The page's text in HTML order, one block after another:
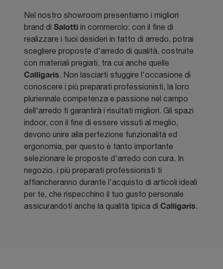
Nel nostro showroom presentiamo i migliori
brand di Salotti in commercio: con il fine di
realizzare i tuoi desideri in fatto di arredo, potrai
scegliere proposte d'arredo di qualità, costruite
con materiali pregiati, tra cui anche quelle
Calligaris. Non lasciarti sfuggire l'occasione di
conoscere i più preparati professionisti, la loro
pluriennale competenza e passione nel campo
dell'arredo ti garantirà i risultati migliori. Gli spazi
indoor, con il fine di essere vissuti al meglio,
devono unire alla perfezione funzionalità ed
ergonomia, per questo è tanto importante
selezionare le proposte d'arredo con cura. In
negozio, i più preparati professionisti ti
affiancheranno durante l'acquisto di articoli ideali
per te, che rispecchino il tuo gusto personale
assicurandoti anche la qualità tipica di Calligaris.